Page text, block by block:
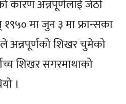
कारण अन्नपूर्णलाई जेठो
मा जुन ३ मा फ्रान्सका
अन्नपूर्णको शिखर चुमेको
शिखर सगरमाथाको
।